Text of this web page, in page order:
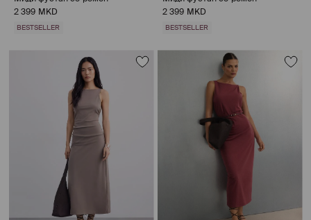
2 399 MKD
BESTSELLER
2 399 MKD
BESTSELLER